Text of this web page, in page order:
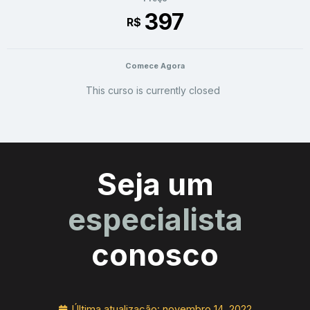
R$ 397
Comece Agora
This curso is currently closed
Seja um
especialista
conosco